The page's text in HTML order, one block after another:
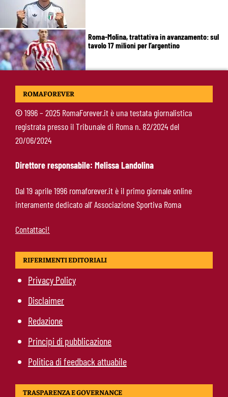
Roma-Molina, trattativa in avanzamento: sul
tavolo 17 milioni per l’argentino
Calciomercato Roma, Molina torna in pole:
per Read
Newport County-Roma 1-4, Gasperini sorride:
primi gol per i nuovi acquisti e arriva il
riscatto in Galles
ROMAFOREVER
©1996 – 2025 RomaForever.it è una testata giornalistica
registrata presso il Tribunale di Roma n. 82/2024 del
20/06/2024
Direttore responsabile: Melissa Landolina
Dal 19 aprile 1996 romaforever.it è il primo giornale online
interamente dedicato all’ Associazione Sportiva Roma
Contattaci!
RIFERIMENTI EDITORIALI
Privacy Policy
Disclaimer
Redazione
Principi di pubblicazione
Politica di feedback attuabile
TRASPARENZA E GOVERNANCE